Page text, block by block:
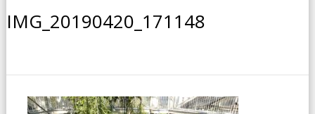
IMG_20190420_171148